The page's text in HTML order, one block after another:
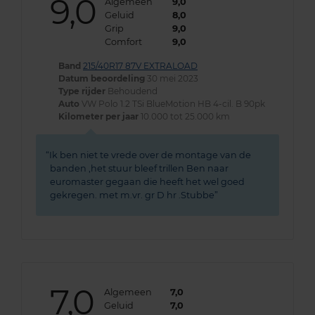
9,0
Geluid
8,0
Grip
9,0
Comfort
9,0
Band 215/40R17 87V EXTRALOAD
Datum beoordeling 30 mei 2023
Type rijder Behoudend
Auto VW Polo 1.2 TSi BlueMotion HB 4-cil. B 90pk
Kilometer per jaar 10.000 tot 25.000 km
Ik ben niet te vrede over de montage van de
banden ,het stuur bleef trillen Ben naar
euromaster gegaan die heeft het wel goed
gekregen. met m.vr. gr D hr .Stubbe
7,0 Algemeen
7,0
Geluid
7,0